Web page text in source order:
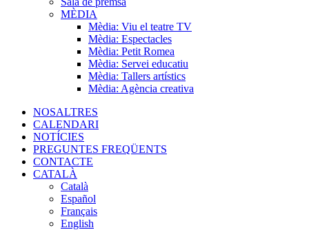
MÈDIA
Mèdia: Viu el teatre TV
Mèdia: Espectacles
Mèdia: Petit Romea
Mèdia: Servei educatiu
Mèdia: Tallers artístics
Mèdia: Agència creativa
NOSALTRES
CALENDARI
NOTÍCIES
PREGUNTES FREQÜENTS
CONTACTE
CATALÀ
Català
Español
Français
English